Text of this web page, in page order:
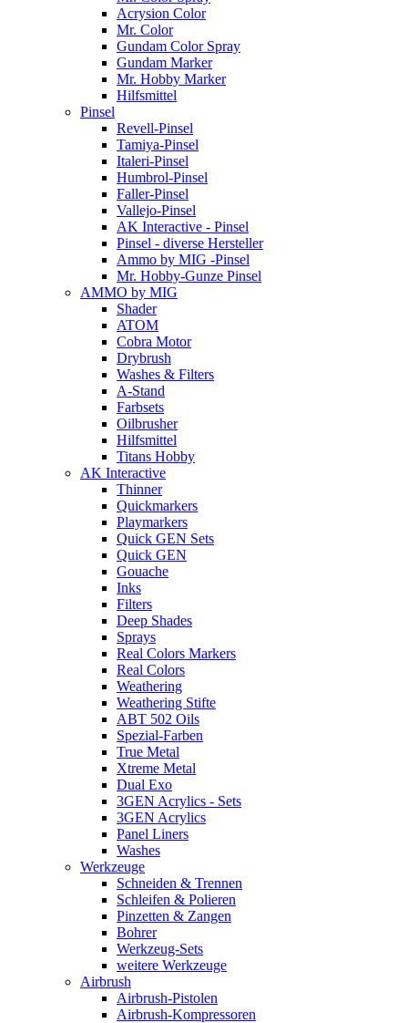
Acrysion Color
Mr. Color
Gundam Color Spray
Gundam Marker
Mr. Hobby Marker
Hilfsmittel
Pinsel
Revell-Pinsel
Tamiya-Pinsel
Italeri-Pinsel
Humbrol-Pinsel
Faller-Pinsel
Vallejo-Pinsel
AK Interactive - Pinsel
Pinsel - diverse Hersteller
Ammo by MIG -Pinsel
Mr. Hobby-Gunze Pinsel
AMMO by MIG
Shader
ATOM
Cobra Motor
Drybrush
Washes & Filters
A-Stand
Farbsets
Oilbrusher
Hilfsmittel
Titans Hobby
AK Interactive
Thinner
Quickmarkers
Playmarkers
Quick GEN Sets
Quick GEN
Gouache
Inks
Filters
Deep Shades
Sprays
Real Colors Markers
Real Colors
Weathering
Weathering Stifte
ABT 502 Oils
Spezial-Farben
True Metal
Xtreme Metal
Dual Exo
3GEN Acrylics - Sets
3GEN Acrylics
Panel Liners
Washes
Werkzeuge
Schneiden & Trennen
Schleifen & Polieren
Pinzetten & Zangen
Bohrer
Werkzeug-Sets
weitere Werkzeuge
Airbrush
Airbrush-Pistolen
Airbrush-Kompressoren